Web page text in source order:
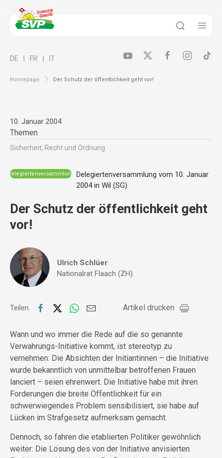
Homepage Der Schutz der öffentlichkeit geht vor!
DE FR IT
10. Januar 2004
Themen
Sicherheit, Recht und Ordnung
Delegiertenversammlung
Delegiertenversammlung vom 10. Januar
2004 in Wil (SG)
Der Schutz der öffentlichkeit geht
vor!
Ulrich Schlüer
Nationalrat Flaach (ZH)
Teilen Artikel drucken
Wann und wo immer die Rede auf die so genannte
Verwahrungs-Initiative kommt, ist stereotyp zu
vernehmen: Die Absichten der Initiantinnen – die Initiative
wurde bekanntlich von unmittelbar betroffenen Frauen
lanciert – seien ehrenwert. Die Initiative habe mit ihren
Forderungen die breite Öffentlichkeit für ein
schwerwiegendes Problem sensibilisiert, sie habe auf
Lücken im Strafgesetz aufmerksam gemacht.
Dennoch, so fahren die etablierten Politiker gewöhnlich
weiter: Die Lösung des von der Initiative anvisierten